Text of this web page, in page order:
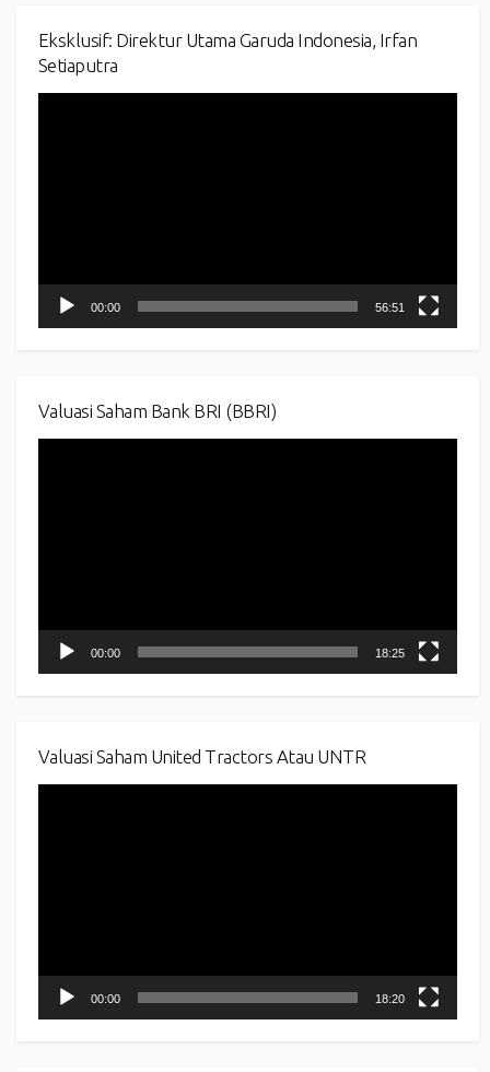
Eksklusif: Direktur Utama Garuda Indonesia, Irfan
Setiaputra
00:00 56:51
Valuasi Saham Bank BRI (BBRI)
00:00 18:25
Valuasi Saham United Tractors Atau UNTR
00:00 18:20